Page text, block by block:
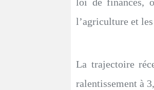
loi de finances,
l’agriculture et
La trajectoire
ralentissement à